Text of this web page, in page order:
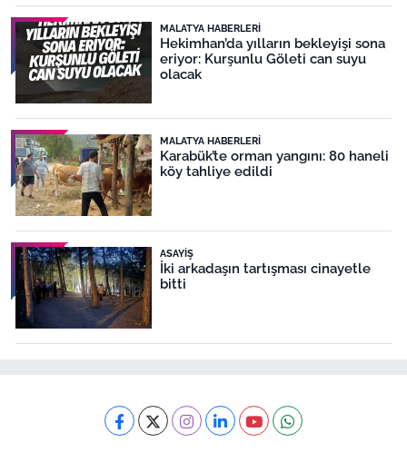
MALATYA HABERLERI
Hekimhan’da yılların bekleyişi sona
eriyor: Kurşunlu Göleti can suyu
olacak
MALATYA HABERLERI
Karabük’te orman yangını: 80 haneli
köy tahliye edildi
ASAYIŞ
İki arkadaşın tartışması cinayetle
bitti